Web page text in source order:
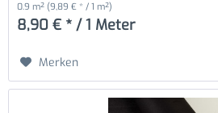
0.9 m² (9,89 € * / 1 m²)
8,90 € * / 1 Meter
Merken